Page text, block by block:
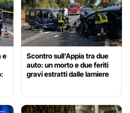
e
Scontro sull’Appia tra due
auto: un morto e due feriti
gravi estratti dalle lamiere